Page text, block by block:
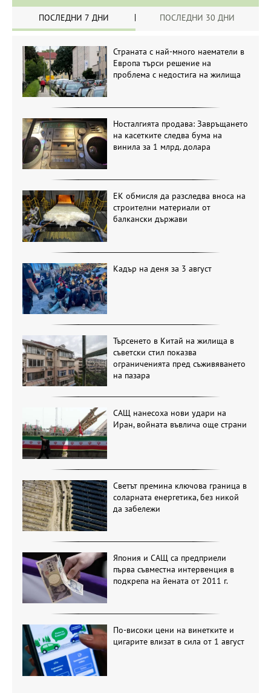
ПОСЛЕДНИ 7 ДНИ ПОСЛЕДНИ 30 ДНИ
Страната с най-много наематели в
Европа търси решение на
проблема с недостига на жилища
Носталгията продава: Завръщането
на касетките следва бума на
винила за 1 млрд. долара
ЕК обмисля да разследва вноса на
строителни материали от
балкански държави
Кадър на деня за 3 август
Търсенето в Китай на жилища в
съветски стил показва
ограниченията пред съживяването
на пазара
САЩ нанесоха нови удари на
Иран, войната въвлича още страни
Светът премина ключова граница в
соларната енергетика, без никой
да забележи
Япония и САЩ са предприели
първа съвместна интервенция в
подкрепа на йената от 2011 г.
По-високи цени на винетките и
цигарите влизат в сила от 1 август